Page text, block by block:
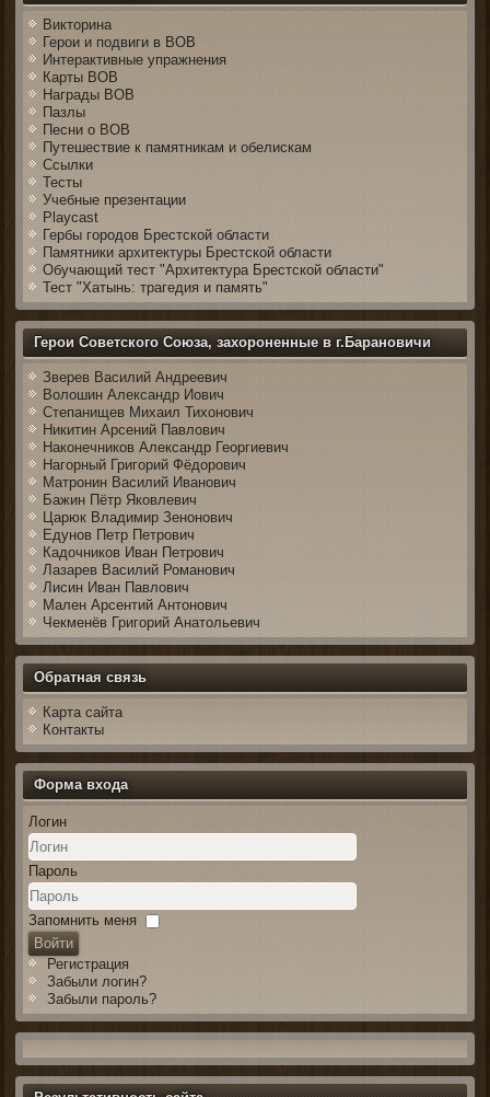
Викторина
Герои и подвиги в ВОВ
Интерактивные упражнения
Карты ВОВ
Награды ВОВ
Пазлы
Песни о ВОВ
Путешествие к памятникам и обелискам
Ссылки
Тесты
Учебные презентации
Playcast
Гербы городов Брестской области
Памятники архитектуры Брестской области
Обучающий тест "Архитектура Брестской области"
Тест "Хатынь: трагедия и память"
Герои Советского Союза, захороненные в г.Барановичи
Зверев Василий Андреевич
Волошин Александр Иович
Степанищев Михаил Тихонович
Никитин Арсений Павлович
Наконечников Александр Георгиевич
Нагорный Григорий Фёдорович
Матронин Василий Иванович
Бажин Пётр Яковлевич
Царюк Владимир Зенонович
Едунов Петр Петрович
Кадочников Иван Петрович
Лазарев Василий Романович
Лисин Иван Павлович
Мален Арсентий Антонович
Чекменёв Григорий Анатольевич
Обратная связь
Карта сайта
Контакты
Форма входа
Логин
Пароль
Запомнить меня
Войти
Регистрация
Забыли логин?
Забыли пароль?